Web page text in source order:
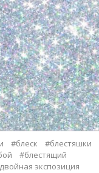
#блеск
#блестяшки
#блестящий
экспозиция